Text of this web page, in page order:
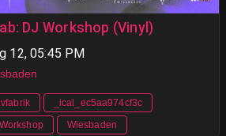
DJ Workshop (Vinyl)
12, 05:45 PM
_ical_ec5aa974cf3c
Workshop Wiesbaden